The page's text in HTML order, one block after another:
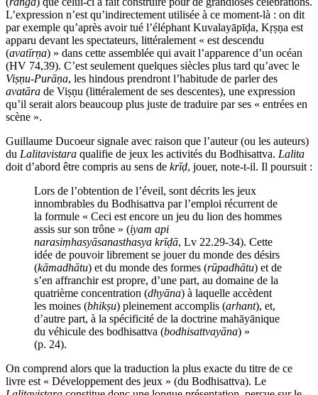
L’expression n’est qu’indirectement utilisée à ce moment-là : on dit
par exemple qu’après avoir tué l’éléphant Kuvalayāpīḍa, Kṛṣṇa est
apparu devant les spectateurs, littéralement « est descendu
(avatīrṇa) » dans cette assemblée qui avait l’apparence d’un océan
(HV 74,39). C’est seulement quelques siècles plus tard qu’avec le
Viṣṇu-Purāṇa, les hindous prendront l’habitude de parler des
avatāra de Viṣṇu (littéralement de ses descentes), une expression
qu’il serait alors beaucoup plus juste de traduire par ses « entrées en
scène ».
Guillaume Ducoeur signale avec raison que l’auteur (ou les auteurs)
du Lalitavistara qualifie de jeux les activités du Bodhisattva. Lalita
doit d’abord être compris au sens de krīḍ, jouer, note-t-il. Il poursuit :
Lors de l’obtention de l’éveil, sont décrits les jeux
innombrables du Bodhisattva par l’emploi récurrent de
la formule « Ceci est encore un jeu du lion des hommes
assis sur son trône » (iyam api
narasiṃhasyāsanasthasya krīḍā, Lv 22.29-34). Cette
idée de pouvoir librement se jouer du monde des désirs
(kāmadhātu) et du monde des formes (rūpadhātu) et de
s’en affranchir est propre, d’une part, au domaine de la
quatrième concentration (dhyāna) à laquelle accèdent
les moines (bhikṣu) pleinement accomplis (arhant), et,
d’autre part, à la spécificité de la doctrine mahāyānique
du véhicule des bodhisattva (bodhisattvayāna) »
(p. 24).
On comprend alors que la traduction la plus exacte du titre de ce
livre est « Développement des jeux » (du Bodhisattva). Le